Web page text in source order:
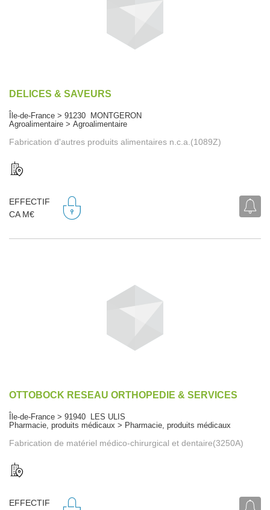
DELICES & SAVEURS
Île-de-France > 91230 MONTGERON
Agroalimentaire > Agroalimentaire
Fabrication d'autres produits alimentaires n.c.a.(1089Z)
EFFECTIF
CA M€
OTTOBOCK RESEAU ORTHOPEDIE & SERVICES
Île-de-France > 91940 LES ULIS
Pharmacie, produits médicaux > Pharmacie, produits médicaux
Fabrication de matériel médico-chirurgical et dentaire(3250A)
EFFECTIF